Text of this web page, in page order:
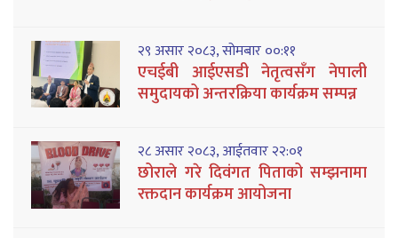
२९ असार २०८३, सोमबार ००:११
एचईबी आईएसडी नेतृत्वसँग नेपाली
समुदायको अन्तरक्रिया कार्यक्रम सम्पन्न
२८ असार २०८३, आईतवार २२:०१
छोराले गरे दिवंगत पिताको सम्झनामा
रक्तदान कार्यक्रम आयोजना